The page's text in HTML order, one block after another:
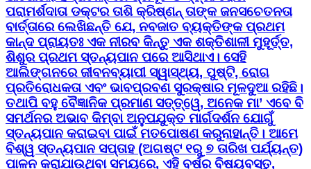
ପରାମର୍ଶଦାତା ଡକ୍ଟର ତାଶି କ୍ରିଷ୍ଣନ୍ ତାଙ୍କ ଜନସଚେତନତା
ବାର୍ତ୍ତାରେ ଲେଖିଛନ୍ତି ଯେ, ନବଜାତ ବ୍ୟକ୍ତିଙ୍କ ପ୍ରଥମ
କାନ୍ଦ ପ୍ରାୟତଃ ଏକ ନୀରବ କିନ୍ତୁ ଏକ ଶକ୍ତିଶାଳୀ ମୁହୂର୍ତ୍ତ,
ଶିଶୁର ପ୍ରଥମ ସ୍ତନ୍ୟପାନ ପରେ ଆସିଥାଏ। ସେହି
ଆଲିଙ୍ଗନରେ ଜୀବନବ୍ୟାପୀ ସ୍ୱାସ୍ଥ୍ୟ, ପୁଷ୍ଟି, ରୋଗ
ପ୍ରତିରୋଧକତା ଏବଂ ଭାବପ୍ରବଣ ସୁରକ୍ଷାର ମୂଳଦୁଆ ରହିଛି।
ତଥାପି ବହୁ ବୈଜ୍ଞାନିକ ପ୍ରମାଣ ସତ୍ତ୍ୱେ, ଅନେକ ମା’ ଏବେ ବି
ସମର୍ଥନର ଅଭାବ କିମ୍ବା ଅନୁପଯୁକ୍ତ ମାର୍ଗଦର୍ଶନ ଯୋଗୁଁ
ସ୍ତନ୍ୟପାନ କରାଇବା ପାଇଁ ମତପୋଷଣ କରୁନାହାନ୍ତି। ଆମେ
ବିଶ୍ୱ ସ୍ତନ୍ୟପାନ ସପ୍ତାହ (ଅଗଷ୍ଟ ୧ରୁ ୭ ତାରିଖ ପର୍ଯ୍ୟନ୍ତ)
ପାଳନ କରାଯାଉଥିବା ସମୟରେ, ଏହି ବର୍ଷର ବିଷୟବସ୍ତୁ,